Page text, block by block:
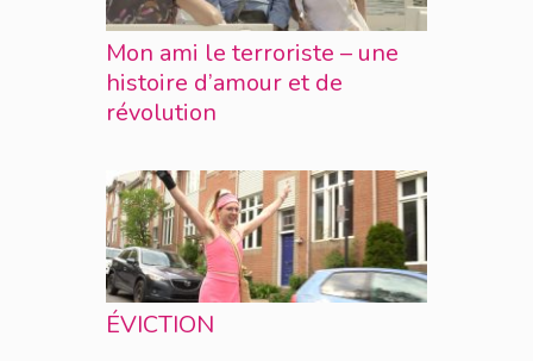
Mon ami le terroriste – une
histoire d’amour et de
révolution
ÉVICTION